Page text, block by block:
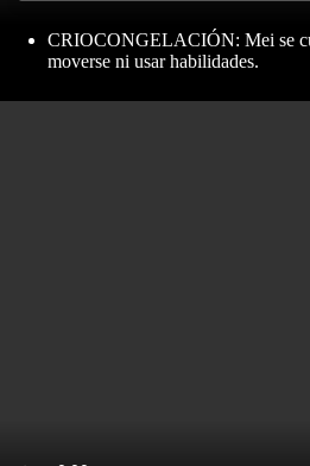
CRIOCONGELACIÓN: Mei se
moverse ni usar habilidades.